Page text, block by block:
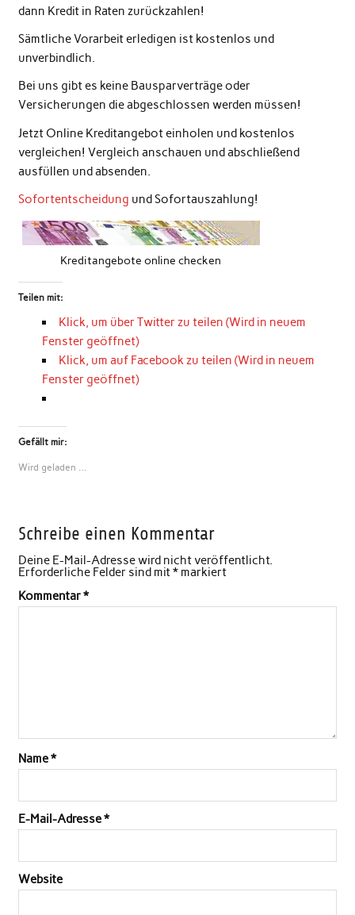
dann Kredit in Raten zurückzahlen!
Sämtliche Vorarbeit erledigen ist kostenlos und
unverbindlich.
Bei uns gibt es keine Bausparverträge oder
Versicherungen die abgeschlossen werden müssen!
Jetzt Online Kreditangebot einholen und kostenlos
vergleichen! Vergleich anschauen und abschließend
ausfüllen und absenden.
Sofortentscheidung und Sofortauszahlung!
Kreditangebote online checken
Teilen mit:
Klick, um über Twitter zu teilen (Wird in neuem
Fenster geöffnet)
Klick, um auf Facebook zu teilen (Wird in neuem
Fenster geöffnet)
Gefällt mir:
Wird geladen …
Schreibe einen Kommentar
Deine E-Mail-Adresse wird nicht veröffentlicht.
Erforderliche Felder sind mit*markiert
Kommentar*
Name*
E-Mail-Adresse*
Website